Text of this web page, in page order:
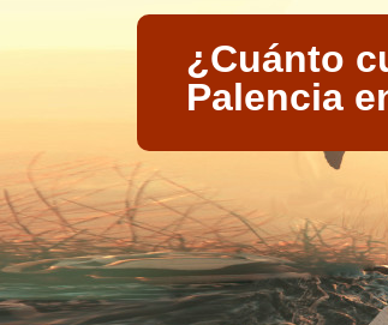
¿Cuánto
Palencia